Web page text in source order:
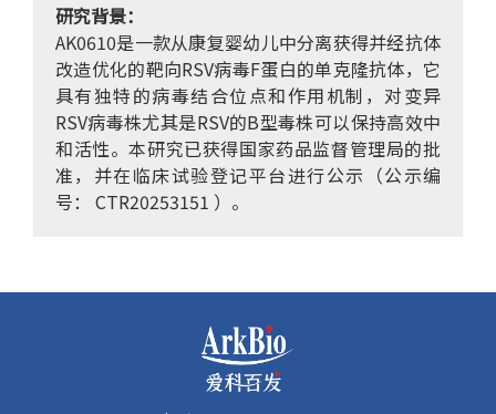
研究背景：
AK0610是一款从康复婴幼儿中分离获得并经抗体
改造优化的靶向RSV病毒F蛋白的单克隆抗体，它
具有独特的病毒结合位点和作用机制，对变异
RSV病毒株尤其是RSV的B型毒株可以保持高效中
和活性。本研究已获得国家药品监督管理局的批
准，并在临床试验登记平台进行公示（公示编
号： CTR20253151 ）。